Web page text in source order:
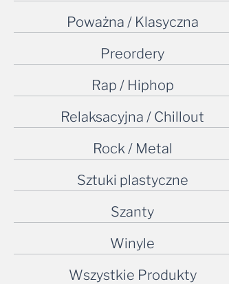
Poważna / Klasyczna
Preordery
Rap / Hiphop
Relaksacyjna / Chillout
Rock / Metal
Sztuki plastyczne
Szanty
Winyle
Wszystkie Produkty